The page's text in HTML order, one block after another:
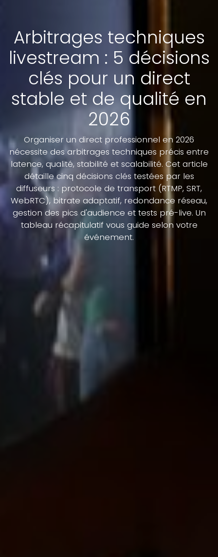
Arbitrages techniques
livestream : 5 décisions
clés pour un direct
stable et de qualité en
2026
Organiser un direct professionnel en 2026
nécessite des arbitrages techniques précis entre
latence, qualité, stabilité et scalabilité. Cet article
détaille cinq décisions clés testées par les
diffuseurs : protocole de transport (RTMP, SRT,
WebRTC), bitrate adaptatif, redondance réseau,
gestion des pics d'audience et tests pré-live. Un
tableau récapitulatif vous guide selon votre
événement.